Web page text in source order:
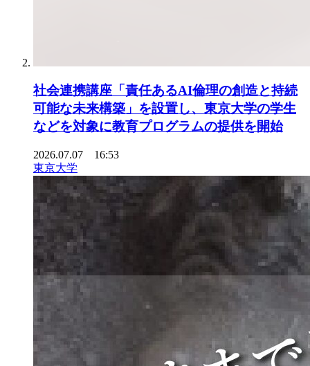
社会連携講座「責任あるAI倫理の創造と持続
可能な未来構築」を設置し、東京大学の学生
などを対象に教育プログラムの提供を開始
2026.07.07 16:53
東京大学